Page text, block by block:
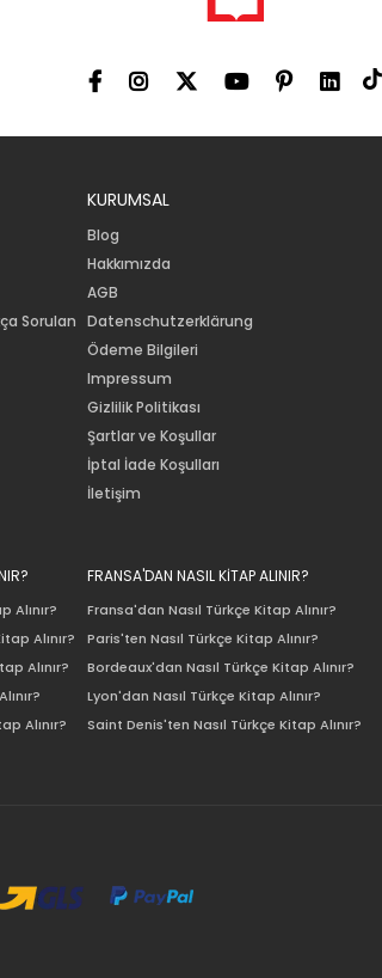
Sorulan
KURUMSAL
Blog
Hakkımızda
AGB
Datenschutzerklärung
Ödeme Bilgileri
Impressum
Gizlilik Politikası
Şartlar ve Koşullar
İptal İade Koşulları
İletişim
Alınır?
Alınır?
Alınır?
Alınır?
FRANSA'DAN NASIL KİTAP ALINIR?
Fransa'dan Nasıl Türkçe Kitap Alınır?
Paris'ten Nasıl Türkçe Kitap Alınır?
Bordeaux'dan Nasıl Türkçe Kitap Alınır?
Lyon'dan Nasıl Türkçe Kitap Alınır?
Saint Denis'ten Nasıl Türkçe Kitap Alınır?